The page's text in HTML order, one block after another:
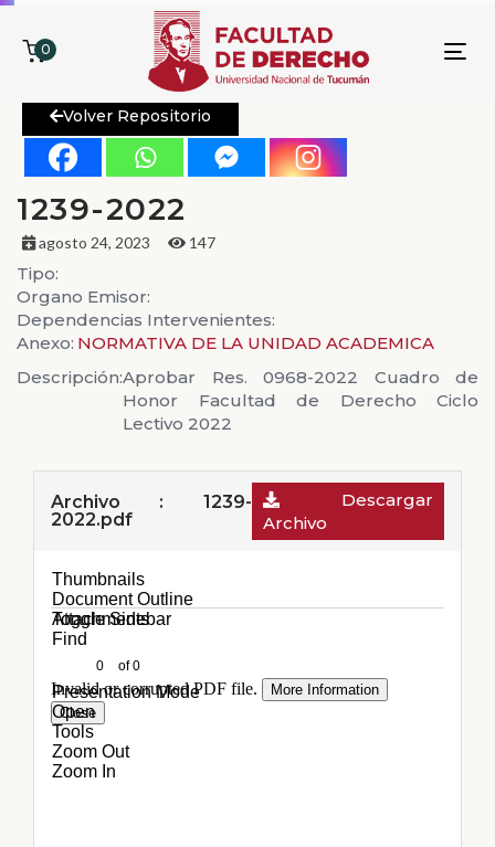
0
Volver Repositorio
1239-2022
agosto 24, 2023 147
Tipo:
Organo Emisor:
Dependencias Intervenientes:
Anexo: NORMATIVA DE LA UNIDAD ACADEMICA
Descripción:Aprobar Res. 0968-2022 Cuadro de
Honor Facultad de Derecho Ciclo
Lectivo 2022
Archivo : 1239-
2022.pdf
Descargar
Archivo